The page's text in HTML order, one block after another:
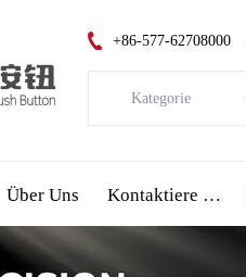
+86-577-62708000
Kategorie
Über Uns Kontaktiere Uns